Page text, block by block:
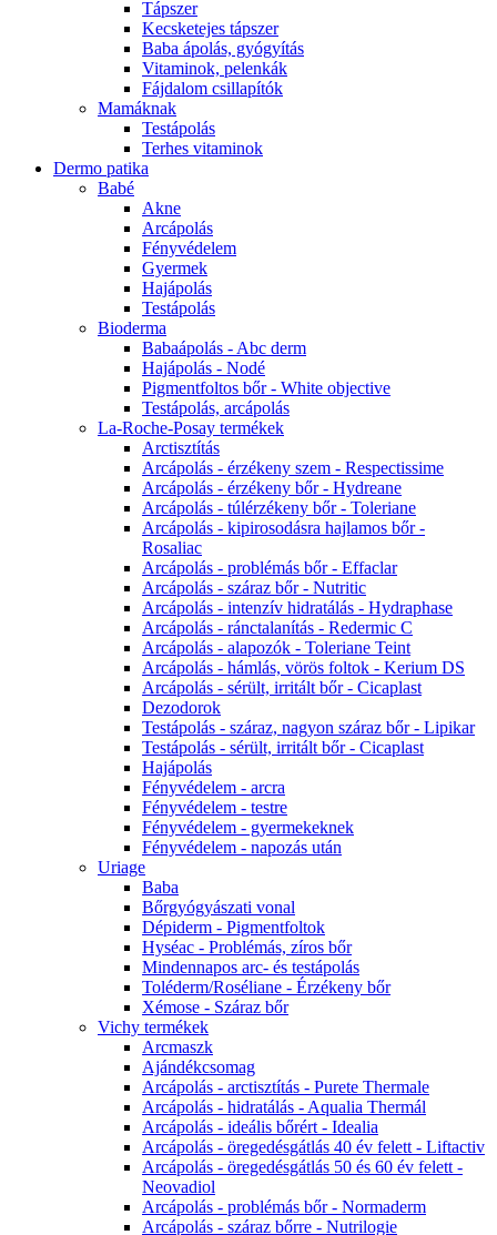
Tápszer
Kecsketejes tápszer
Baba ápolás, gyógyítás
Vitaminok, pelenkák
Fájdalom csillapítók
Mamáknak
Testápolás
Terhes vitaminok
Dermo patika
Babé
Akne
Arcápolás
Fényvédelem
Gyermek
Hajápolás
Testápolás
Bioderma
Babaápolás - Abc derm
Hajápolás - Nodé
Pigmentfoltos bőr - White objective
Testápolás, arcápolás
La-Roche-Posay termékek
Arctisztítás
Arcápolás - érzékeny szem - Respectissime
Arcápolás - érzékeny bőr - Hydreane
Arcápolás - túlérzékeny bőr - Toleriane
Arcápolás - kipirosodásra hajlamos bőr -
Rosaliac
Arcápolás - problémás bőr - Effaclar
Arcápolás - száraz bőr - Nutritic
Arcápolás - intenzív hidratálás - Hydraphase
Arcápolás - ránctalanítás - Redermic C
Arcápolás - alapozók - Toleriane Teint
Arcápolás - hámlás, vörös foltok - Kerium DS
Arcápolás - sérült, irritált bőr - Cicaplast
Dezodorok
Testápolás - száraz, nagyon száraz bőr - Lipikar
Testápolás - sérült, irritált bőr - Cicaplast
Hajápolás
Fényvédelem - arcra
Fényvédelem - testre
Fényvédelem - gyermekeknek
Fényvédelem - napozás után
Uriage
Baba
Bőrgyógyászati vonal
Dépiderm - Pigmentfoltok
Hyséac - Problémás, zíros bőr
Mindennapos arc- és testápolás
Toléderm/Roséliane - Érzékeny bőr
Xémose - Száraz bőr
Vichy termékek
Arcmaszk
Ajándékcsomag
Arcápolás - arctisztítás - Purete Thermale
Arcápolás - hidratálás - Aqualia Thermál
Arcápolás - ideális bőrért - Idealia
Arcápolás - öregedésgátlás 40 év felett - Liftactiv
Arcápolás - öregedésgátlás 50 és 60 év felett -
Neovadiol
Arcápolás - problémás bőr - Normaderm
Arcápolás - száraz bőrre - Nutrilogie